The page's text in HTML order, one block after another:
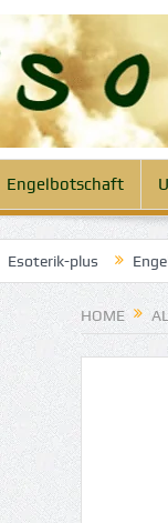
Engelbotschaft
Engelbotschaft
HOME